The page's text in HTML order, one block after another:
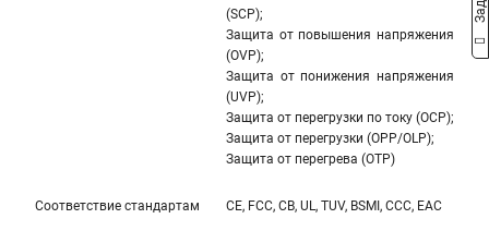
(SCP);
Защита от повышения напряжения
(OVP);
Защита от понижения напряжения
(UVP);
Защита от перегрузки по току (OCP);
Защита от перегрузки (OPP/OLP);
Защита от перегрева (OTP)
Соответствие стандартам CE, FCC, CB, UL, TUV, BSMI, CCC, EAC